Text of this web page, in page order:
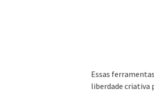
Essas
liberdade criativa